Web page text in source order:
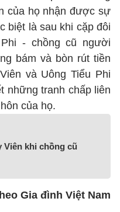
của họ nhận được sự
biệt là sau khi cặp đôi
- chồng cũ người
bám và bòn rút tiền
và Uông Tiểu Phi
những tranh chấp liên
của họ.
Viên khi chồng cũ
Gia đình Việt Nam